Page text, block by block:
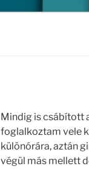
Mindig is csábított
foglalkoztam vele
különórára, aztán
végül más mellett